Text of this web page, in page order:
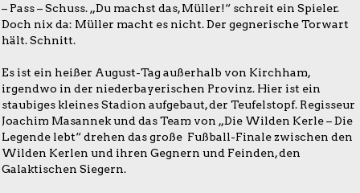
– Pass – Schuss. „Du machst das, Müller!“ schreit ein Spieler.
Doch nix da: Müller macht es nicht. Der gegnerische Torwart
hält. Schnitt.
Es ist ein heißer August-Tag außerhalb von Kirchham,
irgendwo in der niederbayerischen Provinz. Hier ist ein
staubiges kleines Stadion aufgebaut, der Teufelstopf. Regisseur
Joachim Masannek und das Team von „Die Wilden Kerle – Die
Legende lebt“ drehen das große Fußball-Finale zwischen den
Wilden Kerlen und ihren Gegnern und Feinden, den
Galaktischen Siegern.